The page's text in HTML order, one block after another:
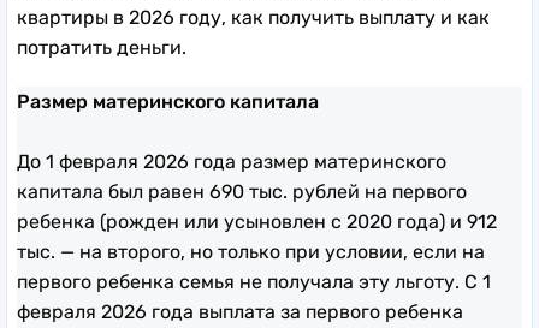
квартиры в 2026 году, как получить выплату и как
потратить деньги.
Размер материнского капитала
До 1 февраля 2026 года размер материнского
капитала был равен 690 тыс. рублей на первого
ребенка (рожден или усыновлен с 2020 года) и 912
тыс. — на второго, но только при условии, если на
первого ребенка семья не получала эту льготу. С 1
февраля 2026 года выплата за первого ребенка